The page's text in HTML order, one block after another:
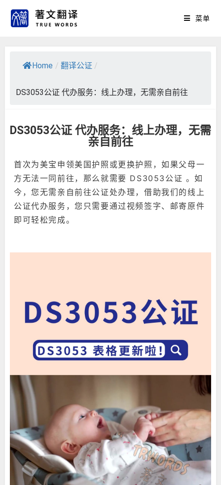
菜单
Home / 翻译公证 /
DS3053公证 代办服务：线上办理，无需亲自前往
DS3053公证 代办服务：线上办理，无需
亲自前往
首次为美宝申领美国护照或更换护照，如果父母一
方无法一同前往，那么就需要 DS3053公证 。如
今，您无需亲自前往公证处办理，借助我们的线上
公证代办服务，您只需要通过视频签字、邮寄原件
即可轻松完成。